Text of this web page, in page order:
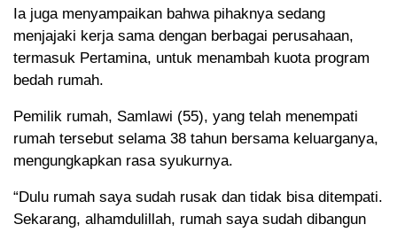
Ia juga menyampaikan bahwa pihaknya sedang
menjajaki kerja sama dengan berbagai perusahaan,
termasuk Pertamina, untuk menambah kuota program
bedah rumah.
Pemilik rumah, Samlawi (55), yang telah menempati
rumah tersebut selama 38 tahun bersama keluarganya,
mengungkapkan rasa syukurnya.
“Dulu rumah saya sudah rusak dan tidak bisa ditempati.
Sekarang, alhamdulillah, rumah saya sudah dibangun